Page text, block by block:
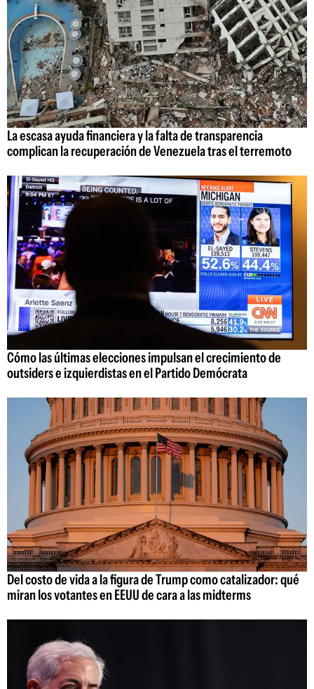
La escasa ayuda financiera y la falta de transparencia
complican la recuperación de Venezuela tras el terremoto
Cómo las últimas elecciones impulsan el crecimiento de
outsiders e izquierdistas en el Partido Demócrata
Del costo de vida a la figura de Trump como catalizador: qué
miran los votantes en EEUU de cara a las midterms